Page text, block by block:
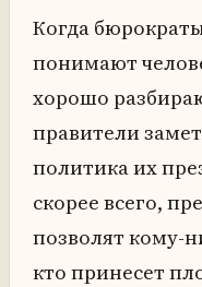
Когда
понимают
хорошо
правители
политика их
скорее всего,
позволят кому-
кто принесет